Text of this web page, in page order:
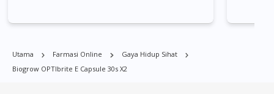
Commonwealt, City Hall, Clarke Quay, Changi Airport, Changi
Village, Clementi Park, Dairy Farm, Eunos, East Coast, Farrer
Utama Farmasi Online
Gaya Hidup Sihat
Biogrow OPTIbrite E Capsule 30s X2